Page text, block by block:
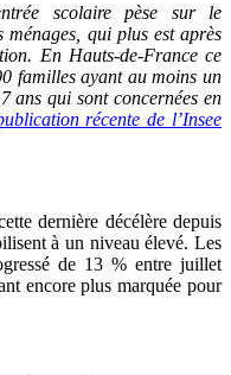
scolaire pèse sur le
ménages, qui plus est après
En Hauts-de-France ce
familles ayant au moins un
ans qui sont concernées en
récente de l’Insee
dernière décélère depuis
à un niveau élevé. Les
de 13 % entre juillet
encore plus marquée pour